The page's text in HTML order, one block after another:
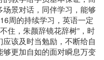
景对话，同伴学习，能够
周的持续学习，英语一定
住，朱颜辞镜花辞树”，时
该及时当勉励，不断给自
更加自如的面对瞬息万变